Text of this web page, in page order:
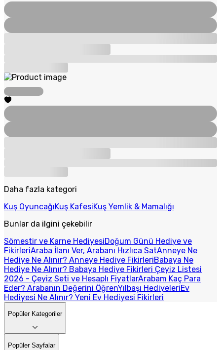
Daha fazla kategori
Kuş OyuncağıKuş KafesiKuş Yemlik & Mamalığı
Bunlar da ilgini çekebilir
Sömestir ve Karne HediyesiDoğum Günü Hediye ve
FikirleriAraba İlanı Ver, Arabanı Hızlıca SatAnneye Ne
Hediye Ne Alınır? Anneye Hediye FikirleriBabaya Ne
Hediye Ne Alınır? Babaya Hediye Fikirleri Çeyiz Listesi
2026 - Çeyiz Seti ve Hesaplı FiyatlarArabam Kaç Para
Eder? Arabanın Değerini ÖğrenYılbaşı HediyeleriEv
Hediyesi Ne Alınır? Yeni Ev Hediyesi Fikirleri
Popüler Kategoriler
Popüler Sayfalar